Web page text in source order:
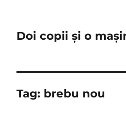
Doi copii și o
Tag: brebu nou